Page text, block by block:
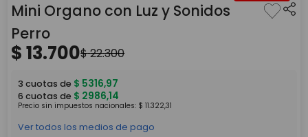
4.
monopatin
5 . toy story
Mini Organo con Luz y Sonidos
Perro
$13.700$22.300
3 cuotas de $ 5316,97
6 cuotas de $ 2986,14
Precio sin impuestos nacionales: $ 11.322,31
Ver todos los medios de pago